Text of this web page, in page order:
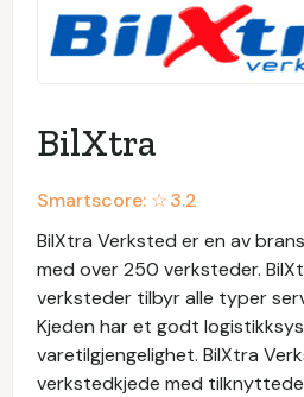
BilXtra
Smartscore: ☆3.2
BilXtra Verksted er en av
med over 250 verksteder.
verksteder tilbyr alle typer
Kjeden har et godt
varetilgjengelighet. BilXtra
verkstedkjede med